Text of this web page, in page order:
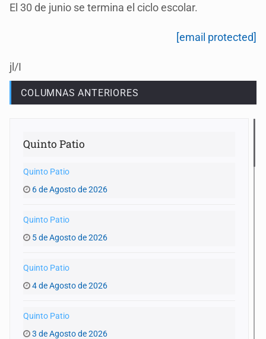
El 30 de junio se termina el ciclo escolar.
[email protected]
jl/I
COLUMNAS ANTERIORES
Quinto Patio
Quinto Patio
6 de Agosto de 2026
Quinto Patio
5 de Agosto de 2026
Quinto Patio
4 de Agosto de 2026
Quinto Patio
3 de Agosto de 2026